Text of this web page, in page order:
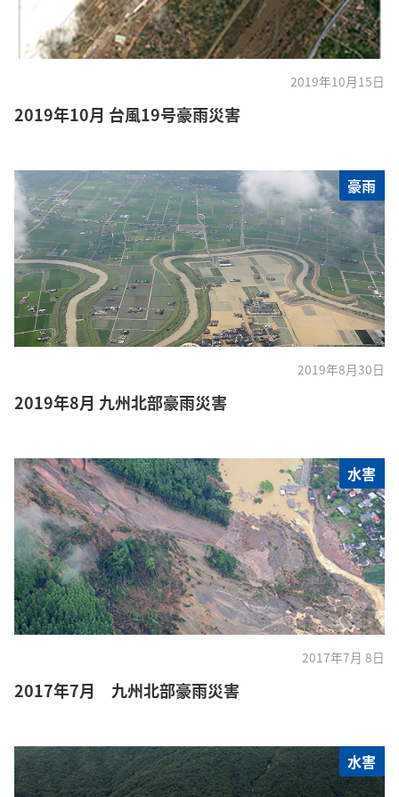
2019年10月15日
2019年10月 台風19号豪雨災害
豪雨
2019年8月30日
2019年8月 九州北部豪雨災害
水害
2017年7月 8日
2017年7月 九州北部豪雨災害
水害